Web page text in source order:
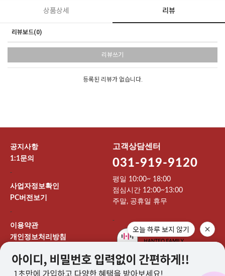
상품상세 리뷰
리뷰보드(0)
리뷰쓰기
등록된 리뷰가 없습니다.
공지사항
1:1문의
-
사업자정보확인
PC버전보기
-
이용약관
개인정보처리방침
고객상담센터
031-919-9120
평일 10:00~ 18:00
점심시간 12:00~13:00
주말, 공휴일 휴무
-
오늘 하루 보지 않기